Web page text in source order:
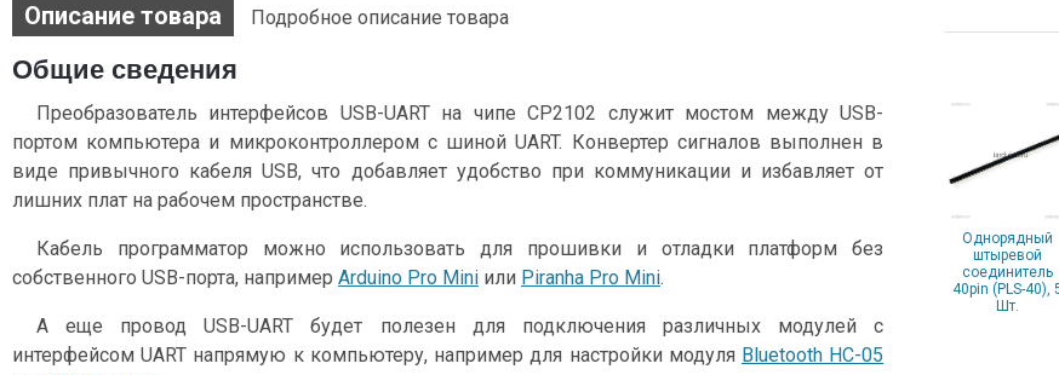
Однорядный
штыревой
соединитель
40pin (PLS-40),
Шт.
Описание товара Подробное описание товара
Общие сведения
Преобразователь интерфейсов USB-UART на чипе CP2102 служит мостом между USB-
портом компьютера и микроконтроллером с шиной UART. Конвертер сигналов выполнен в
виде привычного кабеля USB, что добавляет удобство при коммуникации и избавляет от
лишних плат на рабочем пространстве.
Кабель программатор можно использовать для прошивки и отладки платформ без
собственного USB-порта, например Arduino Pro Mini или Piranha Pro Mini.
А еще провод USB-UART будет полезен для подключения различных модулей с
интерфейсом UART напрямую к компьютеру, например для настройки модуля Bluetooth HC-05